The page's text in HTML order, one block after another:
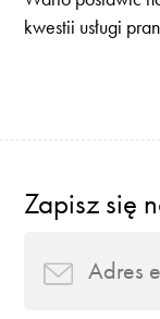
kwestii usługi
Zapisz się